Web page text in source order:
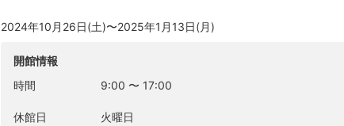
2024年10月26日(土)〜2025年1月13日(月)
開館情報
時間
9:00 〜 17:00
休館日 火曜日